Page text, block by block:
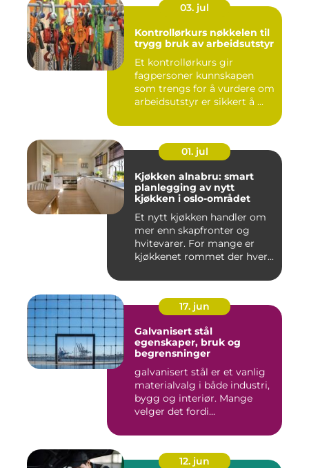
03. jul
Kontrollørkurs nøkkelen til
trygg bruk av arbeidsutstyr
Et kontrollørkurs gir
fagpersoner kunnskapen
som trengs for å vurdere om
arbeidsutstyr er sikkert å ...
01. jul
Kjøkken alnabru: smart
planlegging av nytt
kjøkken i oslo-området
Et nytt kjøkken handler om
mer enn skapfronter og
hvitevarer. For mange er
kjøkkenet rommet der hver...
17. jun
Galvanisert stål
egenskaper, bruk og
begrensninger
galvanisert stål er et vanlig
materialvalg i både industri,
bygg og interiør. Mange
velger det fordi...
12. jun